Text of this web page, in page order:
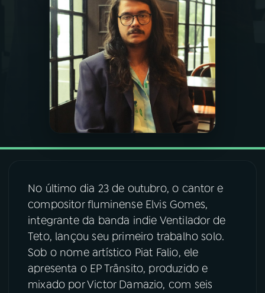
PROGRAMAS
PODCASTS
VIDEOCASTS
07ÚLTIMAS
08 FESTIVAL DE MÚSICA
ACOMPANHE A RÁDIO NACIONAL
YouTube Facebook
Instagram
No último dia 23 de outubro, o cantor e
compositor fluminense Elvis Gomes,
integrante da banda indie Ventilador de
Teto, lançou seu primeiro trabalho solo.
Sob o nome artístico Piat Falio, ele
apresenta o EP Trânsito, produzido e
mixado por Victor Damazio, com seis